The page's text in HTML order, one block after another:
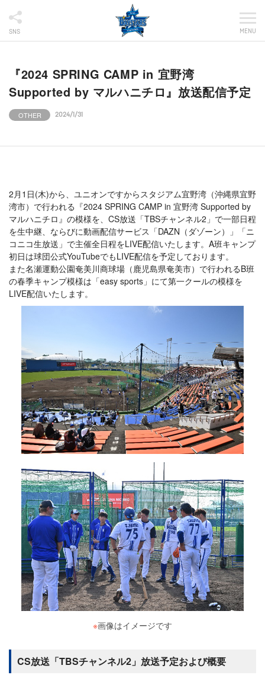
SNS MENU
『2024 SPRING CAMP in 宜野湾
Supported by マルハニチロ』放送配信予定
OTHER 2024/1/31
2月1日(木)から、ユニオンですからスタジアム宜野湾（沖縄県宜野
湾市）で行われる『2024 SPRING CAMP in 宜野湾 Supported by
マルハニチロ』の模様を、CS放送「TBSチャンネル2」で一部日程
を生中継、ならびに動画配信サービス「DAZN（ダゾーン）」「ニ
コニコ生放送」で主催全日程をLIVE配信いたします。A班キャンプ
初日は球団公式YouTubeでもLIVE配信を予定しております。
また名瀬運動公園奄美川商球場（鹿児島県奄美市）で行われるB班
の春季キャンプ模様は「easy sports」にて第一クールの模様を
LIVE配信いたします。
※画像はイメージです
CS放送「TBSチャンネル2」放送予定および概要